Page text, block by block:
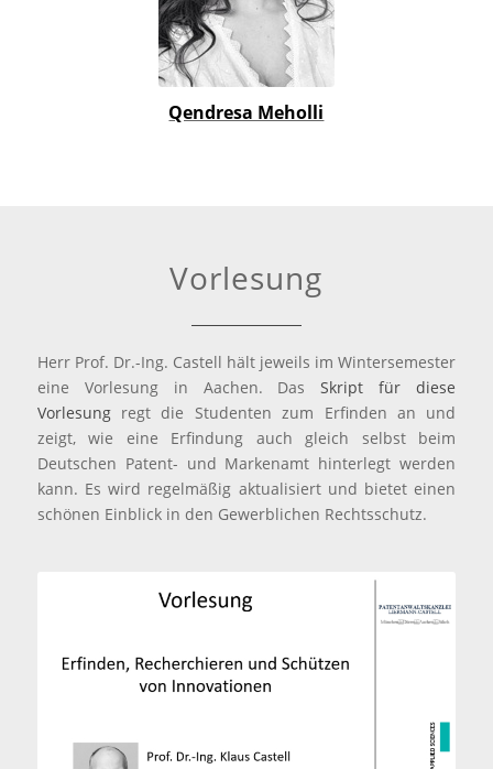
Qendresa Meholli
Vorlesung
Herr Prof. Dr.-Ing. Castell hält jeweils im Wintersemester
eine Vorlesung in Aachen. DasSkript für diese
Vorlesungregt die Studenten zum Erfinden an und
zeigt, wie eine Erfindung auch gleich selbst beim
Deutschen Patent- und Markenamt hinterlegt werden
kann. Es wird regelmäßig aktualisiert und bietet einen
schönen Einblick in den Gewerblichen Rechtsschutz.